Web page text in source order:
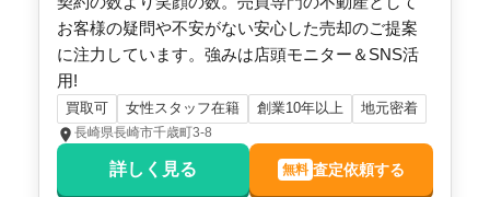
お客様の疑問や不安がない安心した売却のご提案
に注力しています。強みは店頭モニター＆SNS活
用!
買取可 女性スタッフ在籍 創業10年以上 地元密着
長崎県長崎市千歳町3-8
詳しく見る 無料 査定依頼する